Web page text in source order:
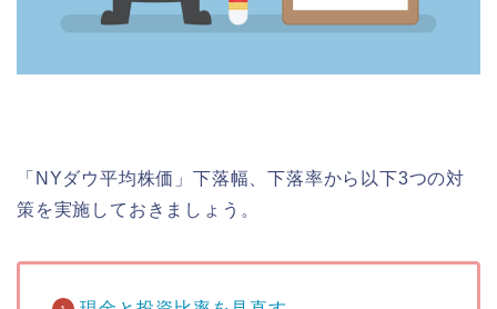
「NYダウ平均株価」下落幅、下落率から以下3つの対
策を実施しておきましょう。